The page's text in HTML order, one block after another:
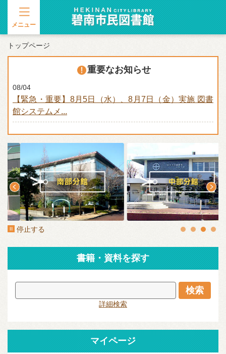
メニュー
トップページ
重要なお知らせ
【緊急・重要】8月5日（水）、8月7日（金）実施 図書
館システムメ...
08/04
停止する
書籍・資料を探す
詳細検索
マイページ